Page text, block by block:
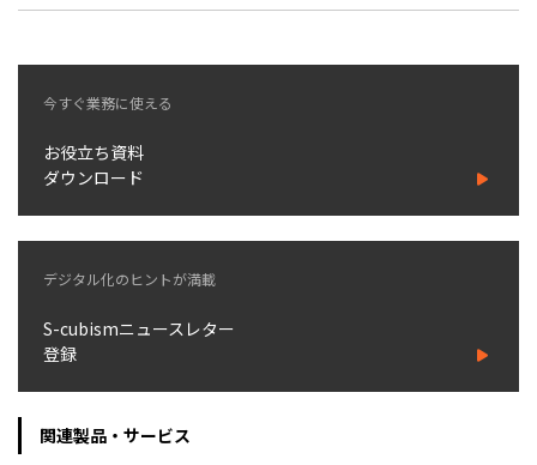
通販受注対応
EC運用支援
継続的に結果を出し続けるECサイトへ
ライセンス契約
内製化支援
補助金活用支援
導入事例
今すぐ業務に使える
お役立ち資料
ダウンロード
デジタル化のヒントが満載
S-cubismニュースレター
登録
関連製品・サービス